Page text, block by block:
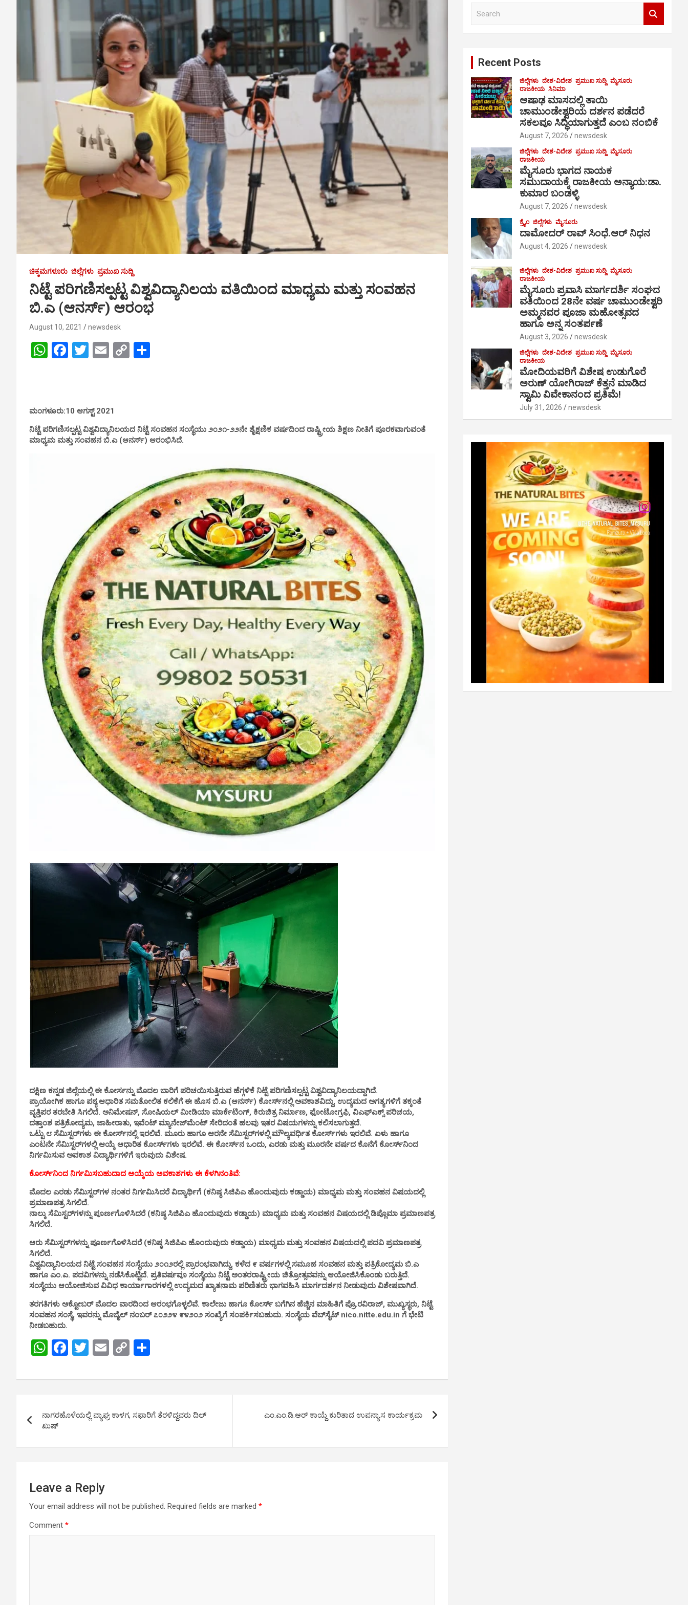
ಚಿಕ್ಕಮಗಳೂರು ಜಿಲ್ಲೆಗಳು ಪ್ರಮುಖ ಸುದ್ದಿ
ನಿಟ್ಟೆ ಪರಿಗಣಿಸಲ್ಪಟ್ಟ ವಿಶ್ವವಿದ್ಯಾನಿಲಯ ವತಿಯಿಂದ ಮಾಧ್ಯಮ ಮತ್ತು ಸಂವಹನ
ಬಿ.ಎ (ಆನರ್ಸ್) ಆರಂಭ
August 10, 2021 newsdesk
W
A
p
p
F
o
o
k
T
E
C
k
ಮಂಗಳೂರು:10 ಆಗಸ್ಟ್ 2021
ನಿಟ್ಟೆ ಪರಿಗಣಿಸಲ್ಪಟ್ಟ ವಿಶ್ವವಿದ್ಯಾನಿಲಯದ ನಿಟ್ಟೆ ಸಂವಹನ ಸಂಸ್ಥೆಯು ೨೦೨೧-೨೨ನೇ ಶೈಕ್ಷಣಿಕ ವರ್ಷದಿಂದ ರಾಷ್ಟ್ರೀಯ ಶಿಕ್ಷಣ ನೀತಿಗೆ ಪೂರಕವಾಗುವಂತೆ
ಮಾಧ್ಯಮ ಮತ್ತು ಸಂವಹನ ಬಿ.ಎ (ಆನರ್ಸ್) ಆರಂಭಿಸಿದೆ.
ದಕ್ಷಿಣ ಕನ್ನಡ ಜಿಲ್ಲೆಯಲ್ಲಿ ಈ ಕೋರ್ಸನ್ನು ಮೊದಲ ಬಾರಿಗೆ ಪರಿಚಯಿಸುತ್ತಿರುವ ಹೆಗ್ಗಳಿಕೆ ನಿಟ್ಟೆ ಪರಿಗಣಿಸಲ್ಪಟ್ಟ ವಿಶ್ವವಿದ್ಯಾನಿಲಯದ್ದಾಗಿದೆ.
ಪ್ರಾಯೋಗಿಕ ಹಾಗೂ ಪಠ್ಯ ಆಧಾರಿತ ಸಮತೋಲಿತ ಕಲಿಕೆಗೆ ಈ ಹೊಸ ಬಿ.ಎ (ಆನರ್ಸ್) ಕೋರ್ಸ್‌ನಲ್ಲಿ ಅವಕಾಶವಿದ್ದು, ಉದ್ಯಮದ ಅಗತ್ಯಗಳಿಗೆ ತಕ್ಕಂತೆ
ವೃತ್ತಿಪರ ತರಬೇತಿ ಸಿಗಲಿದೆ. ಅನಿಮೇಷನ್, ಸೋಷಿಯಲ್ ಮೀಡಿಯಾ ಮಾರ್ಕೆಟಿಂಗ್, ಕಿರುಚಿತ್ರ ನಿರ್ಮಾಣ, ಫೋಟೋಗ್ರಫಿ, ವಿಎಫ್‌ಎಕ್ಸ್ ಪರಿಚಯ,
ದತ್ತಾಂಶ ಪತ್ರಿಕೋದ್ಯಮ, ಜಾಹೀರಾತು, ಇವೆಂಟ್ ಮ್ಯಾನೇಜ್‌ಮೆಂಟ್ ಸೇರಿದಂತೆ ಹಲವು ಇತರ ವಿಷಯಗಳನ್ನು ಕಲಿಸಲಾಗುತ್ತದೆ.
ಒಟ್ಟು ೮ ಸೆಮಿಸ್ಟರ್‌ಗಳು ಈ ಕೋರ್ಸ್‌ನಲ್ಲಿ ಇರಲಿವೆ. ಮೂರು ಹಾಗೂ ಆರನೇ ಸೆಮಿಸ್ಟರ್‌ಗಳಲ್ಲಿ ಮೌಲ್ಯವರ್ಧಿತ ಕೋರ್ಸ್‌ಗಳು ಇರಲಿವೆ. ಏಳು ಹಾಗೂ
ಎಂಟನೇ ಸೆಮಿಸ್ಟರ್‌ಗಳಲ್ಲಿ ಆಯ್ಕೆ ಆಧಾರಿತ ಕೋರ್ಸ್‌ಗಳು ಇರಲಿವೆ. ಈ ಕೋರ್ಸ್‌ನ ಒಂದು, ಎರಡು ಮತ್ತು ಮೂರನೇ ವರ್ಷದ ಕೊನೆಗೆ ಕೋರ್ಸ್‌ನಿಂದ
ನಿರ್ಗಮಿಸುವ ಅವಕಾಶ ವಿದ್ಯಾರ್ಥಿಗಳಿಗೆ ಇರುವುದು ವಿಶೇಷ.
ಕೋರ್ಸ್‌ನಿಂದ ನಿರ್ಗಮಿಸಬಹುದಾದ ಆಯ್ಕೆಯ ಅವಕಾಶಗಳು ಈ ಕೆಳಗಿನಂತಿವೆ:
ಮೊದಲ ಎರಡು ಸೆಮಿಸ್ಟರ್‌ಗಳ ನಂತರ ನಿರ್ಗಮಿಸಿದರೆ ವಿದ್ಯಾರ್ಥಿಗೆ (ಕನಿಷ್ಠ ಸಿಜಿಪಿಎ ಹೊಂದುವುದು ಕಡ್ಡಾಯ) ಮಾಧ್ಯಮ ಮತ್ತು ಸಂವಹನ ವಿಷಯದಲ್ಲಿ
ಪ್ರಮಾಣಪತ್ರ ಸಿಗಲಿದೆ.
ನಾಲ್ಕು ಸೆಮಿಸ್ಟರ್‌ಗಳನ್ನು ಪೂರ್ಣಗೊಳಿಸಿದರೆ (ಕನಿಷ್ಠ ಸಿಜಿಪಿಎ ಹೊಂದುವುದು ಕಡ್ಡಾಯ) ಮಾಧ್ಯಮ ಮತ್ತು ಸಂವಹನ ವಿಷಯದಲ್ಲಿ ಡಿಪ್ಲೊಮಾ ಪ್ರಮಾಣಪತ್ರ
ಸಿಗಲಿದೆ.
ಆರು ಸೆಮಿಸ್ಟರ್‌ಗಳನ್ನು ಪೂರ್ಣಗೊಳಿಸಿದರೆ (ಕನಿಷ್ಠ ಸಿಜಿಪಿಎ ಹೊಂದುವುದು ಕಡ್ಡಾಯ) ಮಾಧ್ಯಮ ಮತ್ತು ಸಂವಹನ ವಿಷಯದಲ್ಲಿ ಪದವಿ ಪ್ರಮಾಣಪತ್ರ
ಸಿಗಲಿದೆ.
ವಿಶ್ವವಿದ್ಯಾನಿಲಯದ ನಿಟ್ಟೆ ಸಂವಹನ ಸಂಸ್ಥೆಯು ೨೦೧೨ರಲ್ಲಿ ಪ್ರಾರಂಭವಾಗಿದ್ದು, ಕಳೆದ ೯ ವರ್ಷಗಳಲ್ಲಿ ಸಮೂಹ ಸಂವಹನ ಮತ್ತು ಪತ್ರಿಕೋದ್ಯಮ ಬಿ.ಎ
ಹಾಗೂ ಎಂ.ಎ. ಪದವಿಗಳನ್ನು ನಡೆಸಿಕೊಟ್ಟಿದೆ. ಪ್ರತಿವರ್ಷವೂ ಸಂಸ್ಥೆಯು ನಿಟ್ಟೆ ಅಂತರರಾಷ್ಟ್ರೀಯ ಚಿತ್ರೋತ್ಸವವನ್ನು ಆಯೋಜಿಸಿಕೊಂಡು ಬರುತ್ತಿದೆ.
ಸಂಸ್ಥೆಯು ಆಯೋಜಿಸುವ ವಿವಿಧ ಕಾರ್ಯಾಗಾರಗಳಲ್ಲಿ ಉದ್ಯಮದ ಖ್ಯಾತನಾಮ ಪರಿಣಿತರು ಭಾಗವಹಿಸಿ ಮಾರ್ಗದರ್ಶನ ನೀಡುವುದು ವಿಶೇಷವಾಗಿದೆ.
ತರಗತಿಗಳು ಅಕ್ಟೋಬರ್ ಮೊದಲ ವಾರದಿಂದ ಆರಂಭಗೊಳ್ಳಲಿವೆ. ಕಾಲೇಜು ಹಾಗೂ ಕೋರ್ಸ್ ಬಗೆಗಿನ ಹೆಚ್ಚಿನ ಮಾಹಿತಿಗೆ ಪ್ರೊ.ರವಿರಾಜ್, ಮುಖ್ಯಸ್ಥರು, ನಿಟ್ಟೆ
ಸಂವಹನ ಸಂಸ್ಥೆ, ಇವರನ್ನು ಮೊಬೈಲ್ ನಂಬರ್ ೭೦೨೨೪ ೯೪೨೦೨ ಸಂಖ್ಯೆಗೆ ಸಂಪರ್ಕಿಸಬಹುದು. ಸಂಸ್ಥೆಯ ವೆಬ್‌ಸೈಟ್ nico.nitte.edu.in ಗೆ ಭೇಟಿ
ನೀಡಬಹುದು.
W
at
A
p
p
F
ce
o
k
T
tt
E
ail
C
py
n
ar
navigation
ನಾಗರಹೊಳೆಯಲ್ಲಿ ವ್ಯಾಘ್ರ ಕಾಳಗ, ಸಫಾರಿಗೆ ತೆರಳಿದ್ದವರು ದಿಲ್
ಖುಷ್
ಎಂ.ಎಂ.ಡಿ.ಆರ್ ಕಾಯ್ದೆ ಕುರಿತಾದ ಉಪನ್ಯಾಸ ಕಾರ್ಯಕ್ರಮ
Leave a Reply
Your email address will not be published. Required fields are marked *
Comment *
Recent Posts
ಜಿಲ್ಲೆಗಳು ದೇಶ-ವಿದೇಶ ಪ್ರಮುಖ ಸುದ್ದಿ ಮೈಸೂರು
ರಾಜಕೀಯ ಸಿನಿಮಾ
ಆಷಾಢ ಮಾಸದಲ್ಲಿ ತಾಯಿ
ಚಾಮುಂಡೇಶ್ವರಿಯ ದರ್ಶನ ಪಡೆದರೆ
ಸಕಲವೂ ಸಿದ್ಧಿಯಾಗುತ್ತದೆ ಎಂಬ ನಂಬಿಕೆ
August 7, 2026 newsdesk
ಜಿಲ್ಲೆಗಳು ದೇಶ-ವಿದೇಶ ಪ್ರಮುಖ ಸುದ್ದಿ ಮೈಸೂರು
ರಾಜಕೀಯ
ಮೈಸೂರು ಭಾಗದ ನಾಯಕ
ಸಮುದಾಯಕ್ಕೆ ರಾಜಕೀಯ ಅನ್ಯಾಯ:ಡಾ.
ಕುಮಾರ ಬಂಡಳ್ಳಿ
August 7, 2026 newsdesk
ಕ್ರೈಂ ಜಿಲ್ಲೆಗಳು ಮೈಸೂರು
ದಾಮೋದರ್ ರಾವ್ ಸಿಂಧೆ.ಆರ್ ನಿಧನ
August 4, 2026 newsdesk
ಜಿಲ್ಲೆಗಳು ದೇಶ-ವಿದೇಶ ಪ್ರಮುಖ ಸುದ್ದಿ ಮೈಸೂರು
ರಾಜಕೀಯ
ಮೈಸೂರು ಪ್ರವಾಸಿ ಮಾರ್ಗದರ್ಶಿ ಸಂಘದ
ವತಿಯಿಂದ 28ನೇ ವರ್ಷ ಚಾಮುಂಡೇಶ್ವರಿ
ಅಮ್ಮನವರ ಪೂಜಾ ಮಹೋತ್ಸವದ
ಹಾಗೂ ಅನ್ನ ಸಂತರ್ಪಣೆ
August 3, 2026 newsdesk
ಜಿಲ್ಲೆಗಳು ದೇಶ-ವಿದೇಶ ಪ್ರಮುಖ ಸುದ್ದಿ ಮೈಸೂರು
ರಾಜಕೀಯ
ಮೋದಿಯವರಿಗೆ ವಿಶೇಷ ಉಡುಗೊರೆ
ಅರುಣ್ ಯೋಗಿರಾಜ್ ಕೆತ್ತನೆ ಮಾಡಿದ
ಸ್ವಾಮಿ ವಿವೇಕಾನಂದ ಪ್ರತಿಮೆ!
July 31, 2026 newsdesk